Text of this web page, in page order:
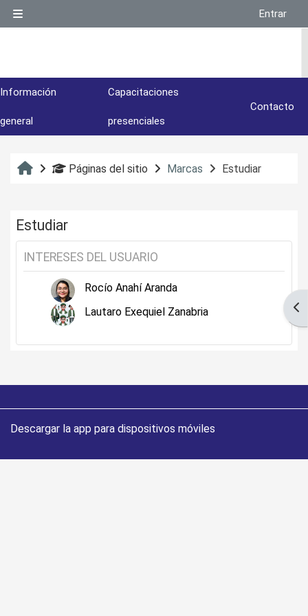
Entrar
Información
general
Capacitaciones
presenciales
Contacto
InicioPáginas del sitio Marcas Estudiar
Estudiar
INTERESES DEL USUARIO
Rocío Anahí Aranda
Lautaro Exequiel Zanabria
Descargar la app para dispositivos móviles